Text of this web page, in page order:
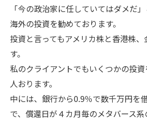
「今の政治家に任していてはダメだ
海外の投資を勧めております。
投資と言ってもアメリカ株と香港株
す。
私のクライアントでもいくつかの投
人おります。
中には、銀行から0.9％で数千万円を
で、償還日が４カ月毎のメタバース